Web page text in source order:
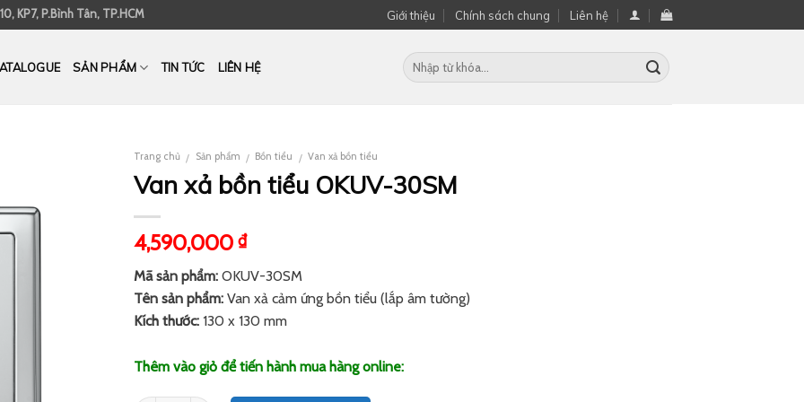
KP7, P.Bình Tân, TP.HCM Giới thiệu Chính sách chung Liên hệ
SẢN PHẨM TIN TỨC LIÊN HỆ
Trang chủ / Sản phẩm / Bồn tiểu / Van xả bồn tiểu
Van xả bồn tiểu OKUV-30SM
4,590,000 ₫
Mã sản phẩm: OKUV-30SM
Tên sản phẩm: Van xả cảm ứng bồn tiểu (lắp âm tường)
Kích thước: 130 x 130 mm
Thêm vào giỏ để tiến hành mua hàng online: